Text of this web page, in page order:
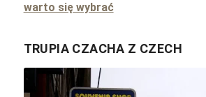
warto się wybrać
TRUPIA CZACHA Z CZECH